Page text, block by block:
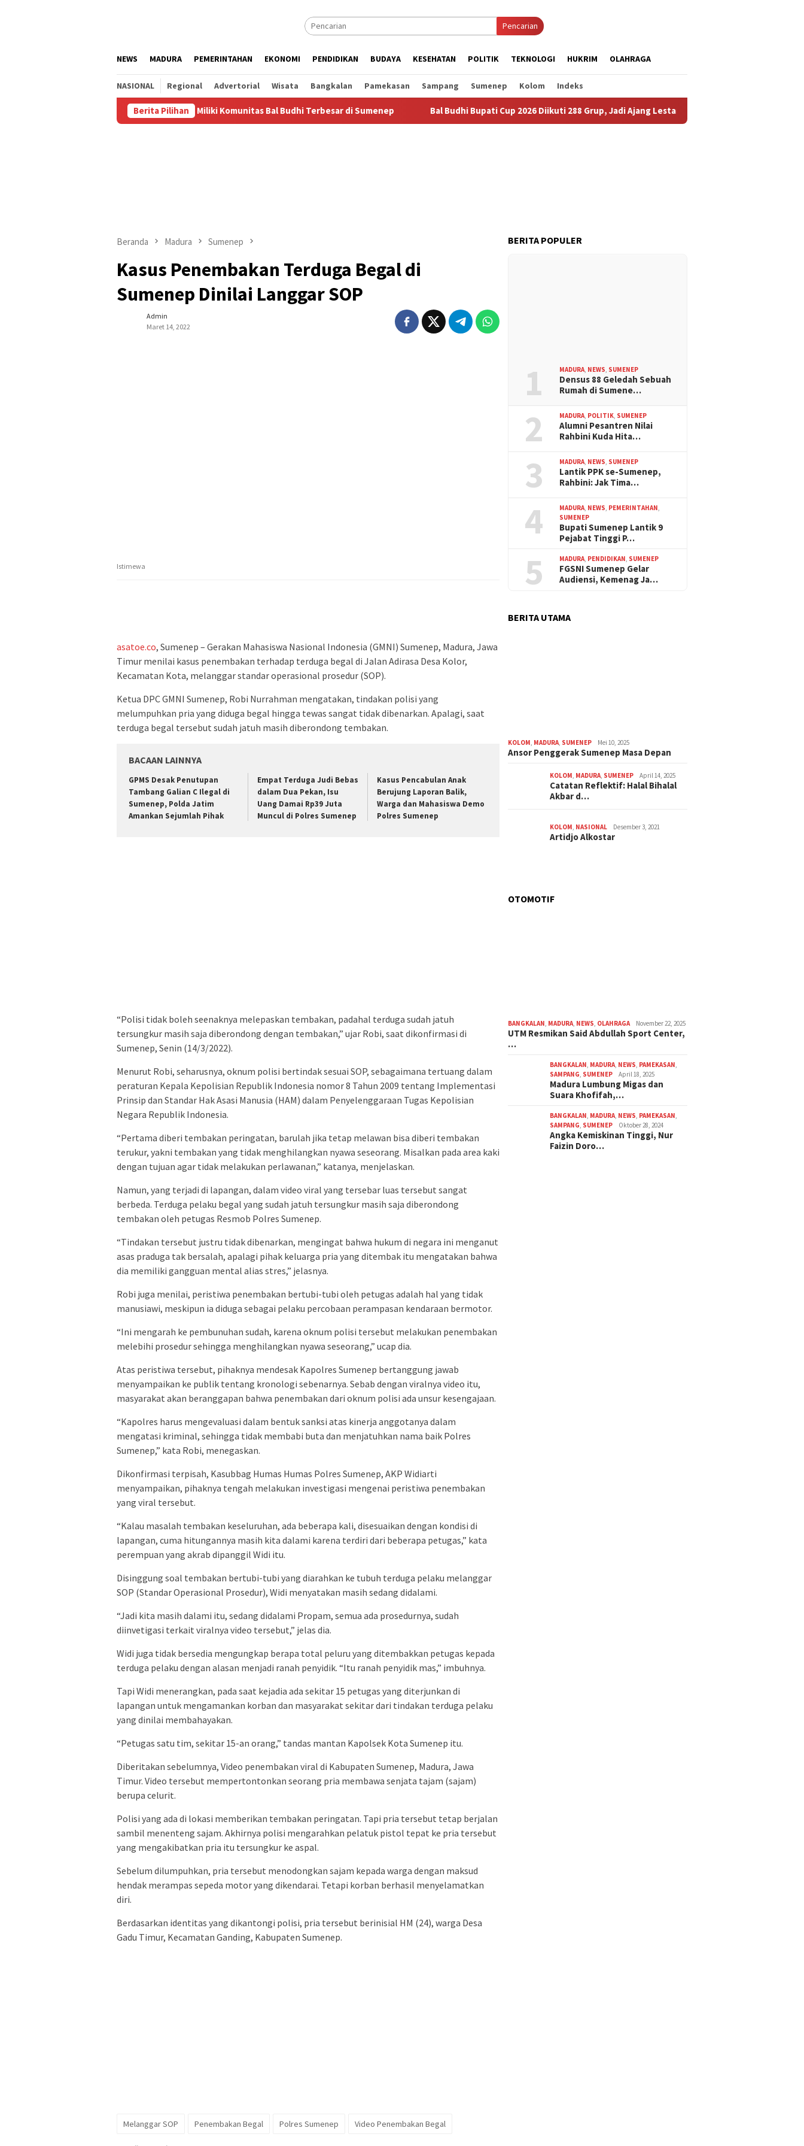
Pencarian
NEWS MADURA PEMERINTAHAN EKONOMI PENDIDIKAN BUDAYA KESEHATAN POLITIK TEKNOLOGI HUKRIM OLAHRAGA
NASIONAL Regional Advertorial Wisata Bangkalan Pamekasan Sampang Sumenep Kolom Indeks
Berita Pilihan
Jadi Kampung Bal Budhi, Miliki Komunitas Bal Budhi Terbesar di Sumenep Bal Budhi Bupati Cup 2026 Diikuti 288 Grup, Jadi Ajang Lestarikan Budaya dan Pererat Persaudaraan
Beranda Madura Sumenep
Kasus Penembakan Terduga Begal di
Sumenep Dinilai Langgar SOP
Admin
Maret 14, 2022
Istimewa
asatoe.co, Sumenep – Gerakan Mahasiswa Nasional Indonesia (GMNI) Sumenep, Madura, Jawa
Timur menilai kasus penembakan terhadap terduga begal di Jalan Adirasa Desa Kolor,
Kecamatan Kota, melanggar standar operasional prosedur (SOP).
Ketua DPC GMNI Sumenep, Robi Nurrahman mengatakan, tindakan polisi yang
melumpuhkan pria yang diduga begal hingga tewas sangat tidak dibenarkan. Apalagi, saat
terduga begal tersebut sudah jatuh masih diberondong tembakan.
BACAAN LAINNYA
GPMS Desak Penutupan
Tambang Galian C Ilegal di
Sumenep, Polda Jatim
Amankan Sejumlah Pihak
Empat Terduga Judi Bebas
dalam Dua Pekan, Isu
Uang Damai Rp39 Juta
Muncul di Polres Sumenep
Kasus Pencabulan Anak
Berujung Laporan Balik,
Warga dan Mahasiswa Demo
Polres Sumenep
“Polisi tidak boleh seenaknya melepaskan tembakan, padahal terduga sudah jatuh
tersungkur masih saja diberondong dengan tembakan,” ujar Robi, saat dikonfirmasi di
Sumenep, Senin (14/3/2022).
Menurut Robi, seharusnya, oknum polisi bertindak sesuai SOP, sebagaimana tertuang dalam
peraturan Kepala Kepolisian Republik Indonesia nomor 8 Tahun 2009 tentang Implementasi
Prinsip dan Standar Hak Asasi Manusia (HAM) dalam Penyelenggaraan Tugas Kepolisian
Negara Republik Indonesia.
“Pertama diberi tembakan peringatan, barulah jika tetap melawan bisa diberi tembakan
terukur, yakni tembakan yang tidak menghilangkan nyawa seseorang. Misalkan pada area kaki
dengan tujuan agar tidak melakukan perlawanan,” katanya, menjelaskan.
Namun, yang terjadi di lapangan, dalam video viral yang tersebar luas tersebut sangat
berbeda. Terduga pelaku begal yang sudah jatuh tersungkur masih saja diberondong
tembakan oleh petugas Resmob Polres Sumenep.
“Tindakan tersebut justru tidak dibenarkan, mengingat bahwa hukum di negara ini menganut
asas praduga tak bersalah, apalagi pihak keluarga pria yang ditembak itu mengatakan bahwa
dia memiliki gangguan mental alias stres,” jelasnya.
Robi juga menilai, peristiwa penembakan bertubi-tubi oleh petugas adalah hal yang tidak
manusiawi, meskipun ia diduga sebagai pelaku percobaan perampasan kendaraan bermotor.
“Ini mengarah ke pembunuhan sudah, karena oknum polisi tersebut melakukan penembakan
melebihi prosedur sehingga menghilangkan nyawa seseorang,” ucap dia.
Atas peristiwa tersebut, pihaknya mendesak Kapolres Sumenep bertanggung jawab
menyampaikan ke publik tentang kronologi sebenarnya. Sebab dengan viralnya video itu,
masyarakat akan beranggapan bahwa penembakan dari oknum polisi ada unsur kesengajaan.
“Kapolres harus mengevaluasi dalam bentuk sanksi atas kinerja anggotanya dalam
mengatasi kriminal, sehingga tidak membabi buta dan menjatuhkan nama baik Polres
Sumenep,” kata Robi, menegaskan.
Dikonfirmasi terpisah, Kasubbag Humas Humas Polres Sumenep, AKP Widiarti
menyampaikan, pihaknya tengah melakukan investigasi mengenai peristiwa penembakan
yang viral tersebut.
“Kalau masalah tembakan keseluruhan, ada beberapa kali, disesuaikan dengan kondisi di
lapangan, cuma hitungannya masih kita dalami karena terdiri dari beberapa petugas,” kata
perempuan yang akrab dipanggil Widi itu.
Disinggung soal tembakan bertubi-tubi yang diarahkan ke tubuh terduga pelaku melanggar
SOP (Standar Operasional Prosedur), Widi menyatakan masih sedang didalami.
“Jadi kita masih dalami itu, sedang didalami Propam, semua ada prosedurnya, sudah
diinvetigasi terkait viralnya video tersebut,” jelas dia.
Widi juga tidak bersedia mengungkap berapa total peluru yang ditembakkan petugas kepada
terduga pelaku dengan alasan menjadi ranah penyidik. “Itu ranah penyidik mas,” imbuhnya.
Tapi Widi menerangkan, pada saat kejadia ada sekitar 15 petugas yang diterjunkan di
lapangan untuk mengamankan korban dan masyarakat sekitar dari tindakan terduga pelaku
yang dinilai membahayakan.
“Petugas satu tim, sekitar 15-an orang,” tandas mantan Kapolsek Kota Sumenep itu.
Diberitakan sebelumnya, Video penembakan viral di Kabupaten Sumenep, Madura, Jawa
Timur. Video tersebut mempertontonkan seorang pria membawa senjata tajam (sajam)
berupa celurit.
Polisi yang ada di lokasi memberikan tembakan peringatan. Tapi pria tersebut tetap berjalan
sambil menenteng sajam. Akhirnya polisi mengarahkan pelatuk pistol tepat ke pria tersebut
yang mengakibatkan pria itu tersungkur ke aspal.
Sebelum dilumpuhkan, pria tersebut menodongkan sajam kepada warga dengan maksud
hendak merampas sepeda motor yang dikendarai. Tetapi korban berhasil menyelamatkan
diri.
Berdasarkan identitas yang dikantongi polisi, pria tersebut berinisial HM (24), warga Desa
Gadu Timur, Kecamatan Ganding, Kabupaten Sumenep.
Melanggar SOP Penembakan Begal Polres Sumenep Video Penembakan Begal
BERITA POPULER
1 MADURA NEWS SUMENEP
Densus 88 Geledah Sebuah
Rumah di Sumene…
2 MADURA POLITIK SUMENEP
Alumni Pesantren Nilai
Rahbini Kuda Hita…
3 MADURA NEWS SUMENEP
Lantik PPK se-Sumenep,
Rahbini: Jak Tima…
4 MADURA NEWS PEMERINTAHAN
SUMENEP
Bupati Sumenep Lantik 9
Pejabat Tinggi P…
5 MADURA PENDIDIKAN SUMENEP
FGSNI Sumenep Gelar
Audiensi, Kemenag Ja…
BERITA UTAMA
KOLOM MADURA SUMENEP Mei 10, 2025
Ansor Penggerak Sumenep Masa Depan
KOLOM MADURA SUMENEP April 14, 2025
Catatan Reflektif: Halal Bihalal
Akbar d…
KOLOM NASIONAL Desember 3, 2021
Artidjo Alkostar
OTOMOTIF
BANGKALAN, MADURA, NEWS, OLAHRAGA November 22, 2025
UTM Resmikan Said Abdullah Sport Center,
…
BANGKALAN, MADURA, NEWS, PAMEKASAN,
SAMPANG, SUMENEP April 18, 2025
Madura Lumbung Migas dan
Suara Khofifah,…
BANGKALAN, MADURA, NEWS, PAMEKASAN,
SAMPANG, SUMENEP Oktober 28, 2024
Angka Kemiskinan Tinggi, Nur
Faizin Doro…